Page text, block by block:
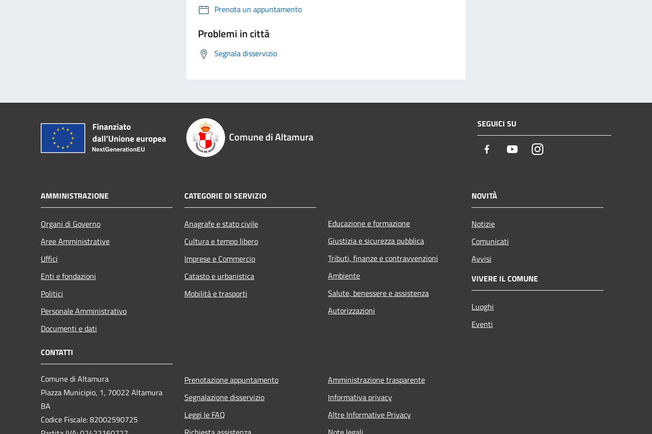
Prenota un appuntamento
Problemi in città
Segnala disservizio
Comune di Altamura
SEGUICI SU
Facebook YoutubeInstagram
AMMINISTRAZIONE
Organi di Governo
Aree Amministrative
Uffici
Enti e fondazioni
Politici
Personale Amministrativo
Documenti e dati
CATEGORIE DI SERVIZIO
Anagrafe e stato civile
Cultura e tempo libero
Imprese e Commercio
Catasto e urbanistica
Mobilità e trasporti
Educazione e formazione
Giustizia e sicurezza pubblica
Tributi, finanze e contravvenzioni
Ambiente
Salute, benessere e assistenza
Autorizzazioni
NOVITÀ
Notizie
Comunicati
Avvisi
VIVERE IL COMUNE
Luoghi
Eventi
CONTATTI
Comune di Altamura
Piazza Municipio, 1, 70022 Altamura
BA
Codice Fiscale: 82002590725
Prenotazione appuntamento
Segnalazione disservizio
Leggi le FAQ
Amministrazione trasparente
Informativa privacy
Altre Informative Privacy